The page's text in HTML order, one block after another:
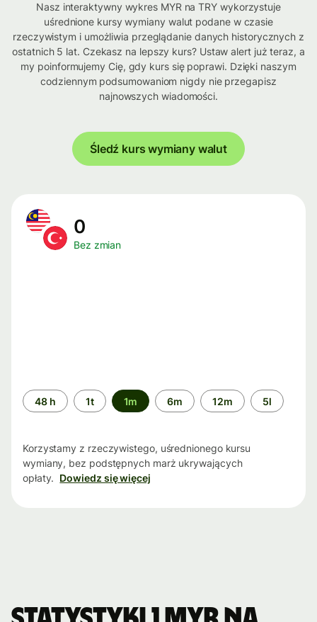
Nasz interaktywny wykres MYR na TRY wykorzystuje
uśrednione kursy wymiany walut podane w czasie
rzeczywistym i umożliwia przeglądanie danych historycznych z
ostatnich 5 lat. Czekasz na lepszy kurs? Ustaw alert już teraz, a
my poinformujemy Cię, gdy kurs się poprawi. Dzięki naszym
codziennym podsumowaniom nigdy nie przegapisz
najnowszych wiadomości.
Śledź kurs wymiany walut
0
Bez zmian
Przedział
czasu
48 h 1t 1m 6m 12m 5l
Korzystamy z rzeczywistego, uśrednionego kursu
wymiany, bez podstępnych marż ukrywających
opłaty. Dowiedz się więcej